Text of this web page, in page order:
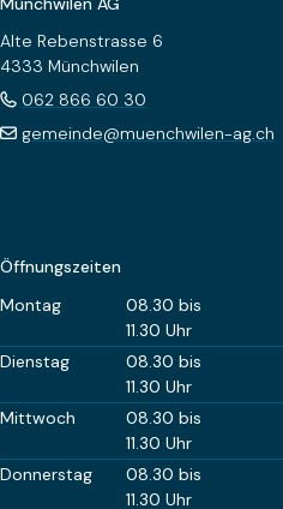
Alte Rebenstrasse 6
4333 Münchwilen
062 866 60 30
gemeinde@muenchwilen-ag.ch
Öffnungszeiten
Wochentag
Öffnungszeiten
Montag
08.30 bis
11.30 Uhr
Dienstag
08.30 bis
11.30 Uhr
Mittwoch
08.30 bis
11.30 Uhr
Donnerstag
08.30 bis
11.30 Uhr